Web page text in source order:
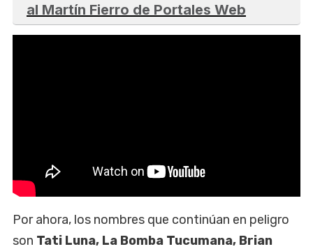
al Martín Fierro de Portales Web
Por ahora, los nombres que continúan en peligro
son Tati Luna, La Bomba Tucumana, Brian